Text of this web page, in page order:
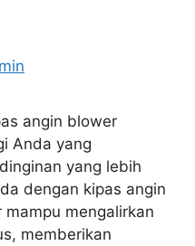
angin blower
Anda yang
yang lebih
dengan kipas angin
mengalirkan
memberikan